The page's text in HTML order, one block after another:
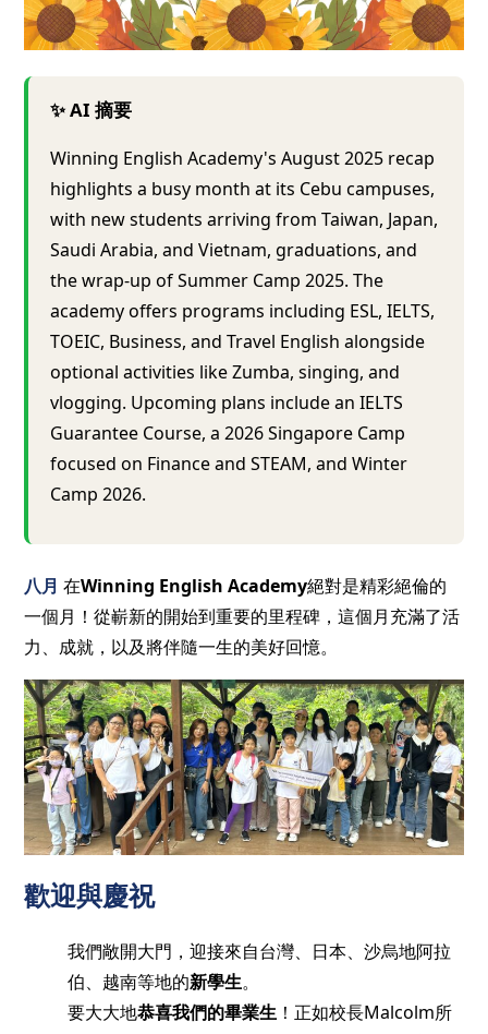
✨ AI 摘要
Winning English Academy's August 2025 recap
highlights a busy month at its Cebu campuses,
with new students arriving from Taiwan, Japan,
Saudi Arabia, and Vietnam, graduations, and
the wrap-up of Summer Camp 2025. The
academy offers programs including ESL, IELTS,
TOEIC, Business, and Travel English alongside
optional activities like Zumba, singing, and
vlogging. Upcoming plans include an IELTS
Guarantee Course, a 2026 Singapore Camp
focused on Finance and STEAM, and Winter
Camp 2026.
八月在Winning English Academy絕對是精彩絕倫的
一個月！從嶄新的開始到重要的里程碑，這個月充滿了活
力、成就，以及將伴隨一生的美好回憶。
歡迎與慶祝
我們敞開大門，迎接來自台灣、日本、沙烏地阿拉
伯、越南等地的新學生。
要大大地恭喜我們的畢業生 ！正如校長Malcolm所